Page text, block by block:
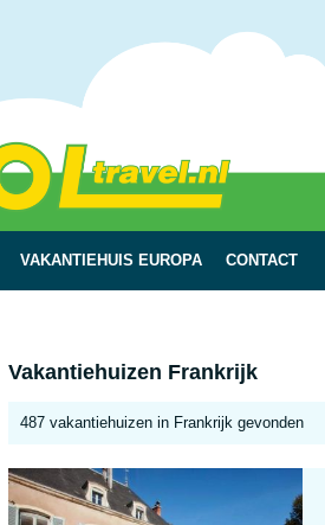
VAKANTIEHUIS EUROPA CONTACT
Vakantiehuizen Frankrijk
487 vakantiehuizen in Frankrijk gevonden